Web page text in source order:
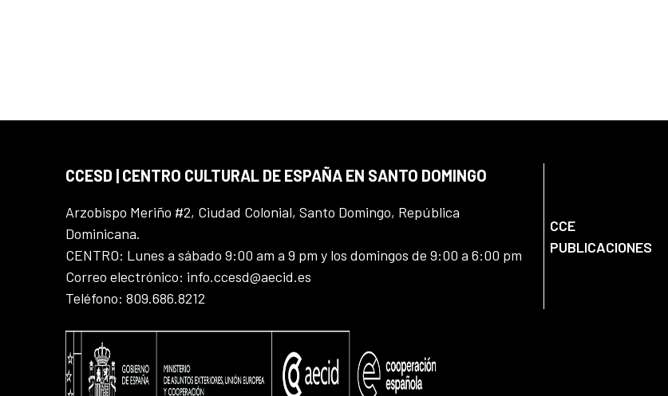
CCESD | CENTRO CULTURAL DE ESPAÑA EN SANTO DOMINGO
Arzobispo Meriño #2, Ciudad Colonial, Santo Domingo, República
Dominicana.
CENTRO: Lunes a sábado 9:00 am a 9 pm y los domingos de 9:00 a 6:00 pm
Correo electrónico: info.ccesd@aecid.es
Teléfono: 809.686.8212
CCE
PUBLICACIONES